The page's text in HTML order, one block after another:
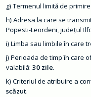
r
n
ț
d
e
c
i
z
o
n
Termenul limită de
Adresa la care se
Popesti-Leordeni, județul
Limba sau limbile în care
Perioada de timp în care
valabilă: 30 zile.
Criteriul de atribuire a
scăzut.